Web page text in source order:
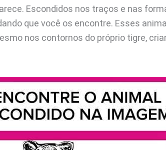
Escondidos nos traços e nas
que você os encontre. Esses
nos contornos do próprio tigre,